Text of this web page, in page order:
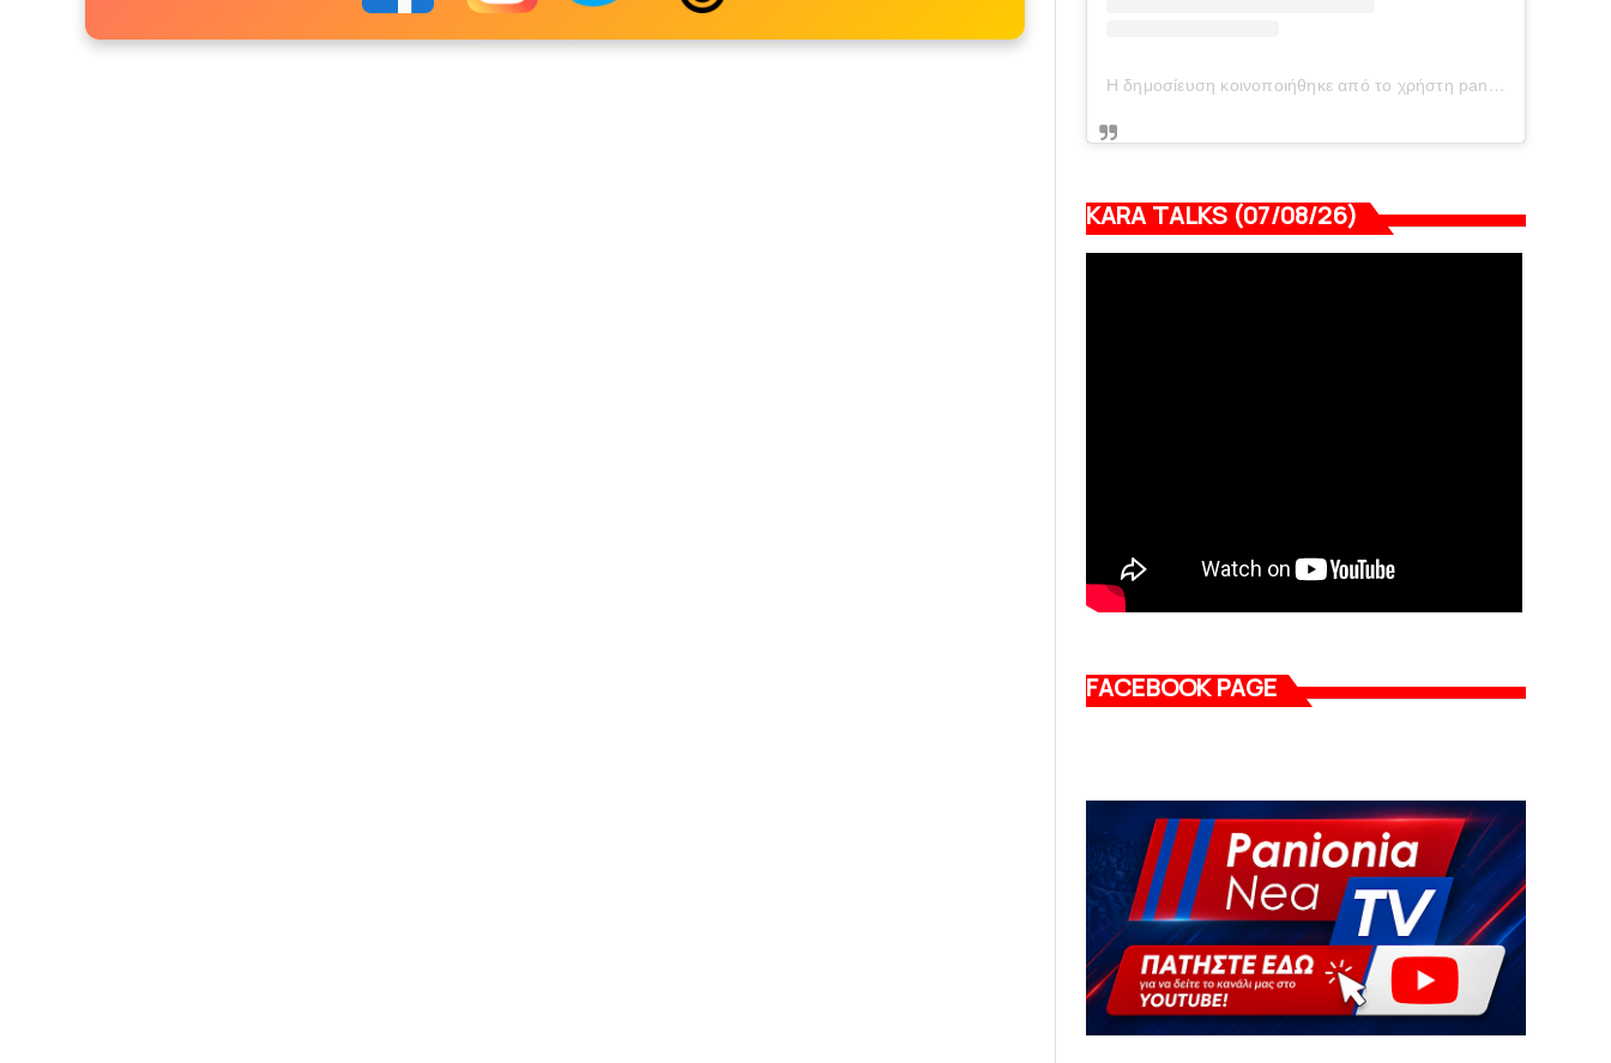
Η δημοσίευση κοινοποιήθηκε από το χρήστη panionianea.gr (@panionianea.gr)
KARA TALKS (07/08/26)
FACEBOOK PAGE